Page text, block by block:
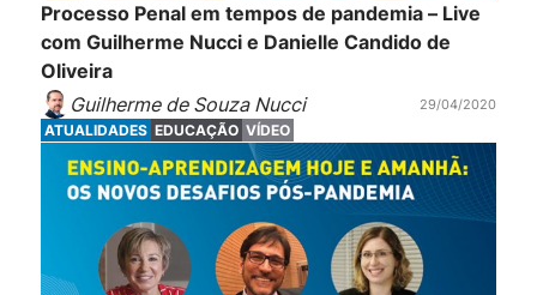
Processo Penal em tempos de pandemia – Live
com Guilherme Nucci e Danielle Candido de
Oliveira
Guilherme de Souza Nucci
29/04/2020
ATUALIDADES EDUCAÇÃO VÍDEO